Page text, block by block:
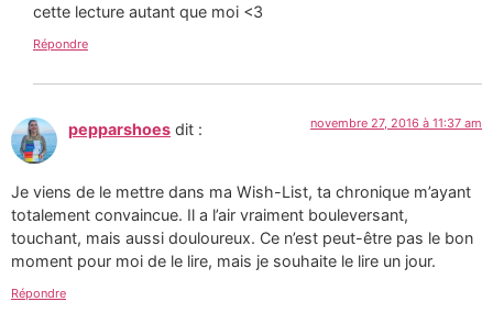
cette lecture autant que moi <3
Répondre
pepparshoes dit : novembre 27, 2016 à 11:37 am
Je viens de le mettre dans ma Wish-List, ta chronique m’ayant
totalement convaincue. Il a l’air vraiment bouleversant,
touchant, mais aussi douloureux. Ce n’est peut-être pas le bon
moment pour moi de le lire, mais je souhaite le lire un jour.
Répondre